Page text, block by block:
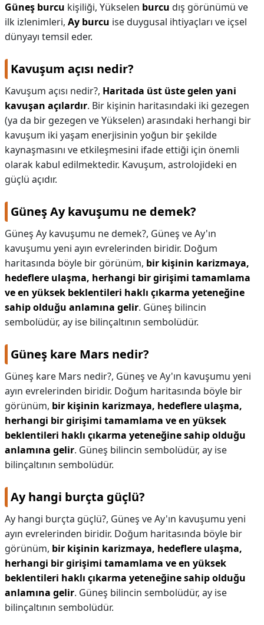
İLETİŞİM
Güneş burcu kişiliği, Yükselen burcu dış görünümü ve
ilk izlenimleri, Ay burcu ise duygusal ihtiyaçları ve içsel
dünyayı temsil eder.
Kavuşum açısı nedir?
Kavuşum açısı nedir?, Haritada üst üste gelen yani
kavuşan açılardır. Bir kişinin haritasındaki iki gezegen
(ya da bir gezegen ve Yükselen) arasındaki herhangi bir
kavuşum iki yaşam enerjisinin yoğun bir şekilde
kaynaşmasını ve etkileşmesini ifade ettiği için önemli
olarak kabul edilmektedir. Kavuşum, astrolojideki en
güçlü açıdır.
Güneş Ay kavuşumu ne demek?
Güneş Ay kavuşumu ne demek?, Güneş ve Ay'ın
kavuşumu yeni ayın evrelerinden biridir. Doğum
haritasında böyle bir görünüm, bir kişinin karizmaya,
hedeflere ulaşma, herhangi bir girişimi tamamlama
ve en yüksek beklentileri haklı çıkarma yeteneğine
sahip olduğu anlamına gelir. Güneş bilincin
sembolüdür, ay ise bilinçaltının sembolüdür.
Güneş kare Mars nedir?
Güneş kare Mars nedir?, Güneş ve Ay'ın kavuşumu yeni
ayın evrelerinden biridir. Doğum haritasında böyle bir
görünüm, bir kişinin karizmaya, hedeflere ulaşma,
herhangi bir girişimi tamamlama ve en yüksek
beklentileri haklı çıkarma yeteneğine sahip olduğu
anlamına gelir. Güneş bilincin sembolüdür, ay ise
bilinçaltının sembolüdür.
Ay hangi burçta güçlü?
Ay hangi burçta güçlü?, Güneş ve Ay'ın kavuşumu yeni
ayın evrelerinden biridir. Doğum haritasında böyle bir
görünüm, bir kişinin karizmaya, hedeflere ulaşma,
herhangi bir girişimi tamamlama ve en yüksek
beklentileri haklı çıkarma yeteneğine sahip olduğu
anlamına gelir. Güneş bilincin sembolüdür, ay ise
bilinçaltının sembolüdür.